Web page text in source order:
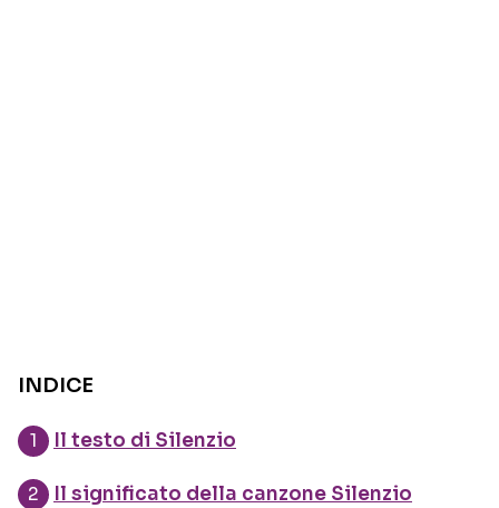
INDICE
Il testo di Silenzio
Il significato della canzone Silenzio